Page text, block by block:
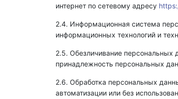
интернет по сетевому адресу
2.4. Информационная система
информационных технологий и
2.5. Обезличивание персональных
принадлежность персональных
2.6. Обработка персональных
автоматизации или без